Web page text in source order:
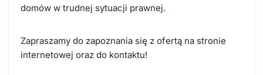
domów w trudnej sytuacji prawnej.
Zapraszamy do zapoznania się z ofertą na stronie
internetowej oraz do kontaktu!